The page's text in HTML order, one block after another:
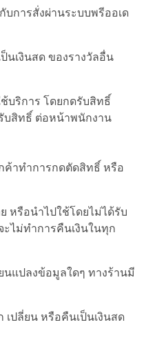
การสั่งผ่านระบบพรีออเด
นเงินสด ของรางวัลอื่น
บริการ โดยกดรับสิทธิ์
บสิทธิ์ ต่อหน้าพนักงาน
ค้าทำการกดตัดสิทธิ์ หรือ
หรือนำไปใช้โดยไม่ได้รับ
ไม่ทำการคืนเงินในทุก
นแปลงข้อมูลใดๆ ทางร้านมี
ปลี่ยน หรือคืนเป็นเงินสด